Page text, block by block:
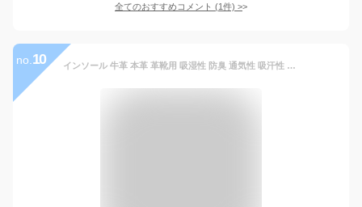
全てのおすすめコメント (1件) >
no. 10 インソール 牛革 本革 革靴用 吸湿性 防臭 通気性 吸汗性 疲れない 中敷き 靴底 立ち仕事 疲れない靴 メンズ レディース 衝撃吸収 革靴用 インソール 中敷き レディース メンズ 本革 レザー ヌメ革 革靴 男女兼用 立ち仕事 サイズ調整